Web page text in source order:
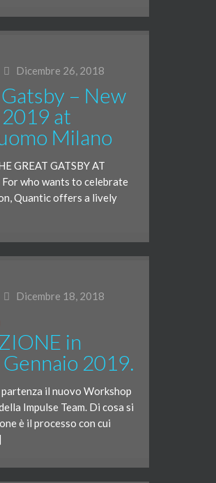
Dicembre 26, 2018
– New
2019 at
Milano
GREAT GATSBY AT
who wants to celebrate
Quantic offers a lively
Dicembre 18, 2018
in
2019.
il nuovo Workshop
Impulse Team. Di cosa si
è il processo con cui